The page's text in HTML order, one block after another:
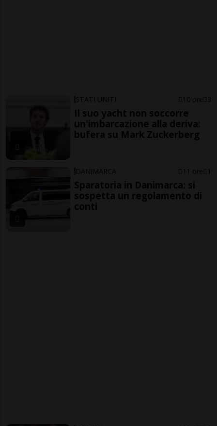
STATI UNITI 10 ore 3
Il suo yacht non soccorre
un'imbarcazione alla deriva:
bufera su Mark Zuckerberg
DANIMARCA 11 ore 1
Sparatoria in Danimarca: si
sospetta un regolamento di
conti